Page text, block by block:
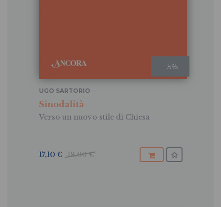
- 5%
Sinodalità
Verso un nuovo stile di Chiesa
UGO SARTORIO
18,00 €
17,10 €